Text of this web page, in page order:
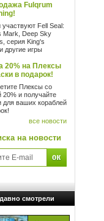
Fulqrum
участвуют Fell Seal:
Mark, Deep Sky
серия King's
другие игры
20% на Плексы
в подарок!
Плексы со
20% и получайте
для ваших кораблей
все новости
на новости
смотрели